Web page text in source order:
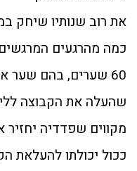
את רוב שנותיו שיחק
כמה מהרגעים
שהעלה את הקבוצה
מקווים שפדדיה
ככול יכולתו להעלאת